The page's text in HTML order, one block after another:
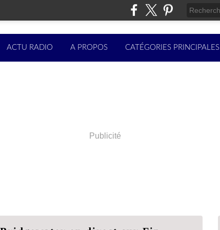
ACTU RADIO A PROPOS CATÉGORIES PRINCIPALES
Publicité